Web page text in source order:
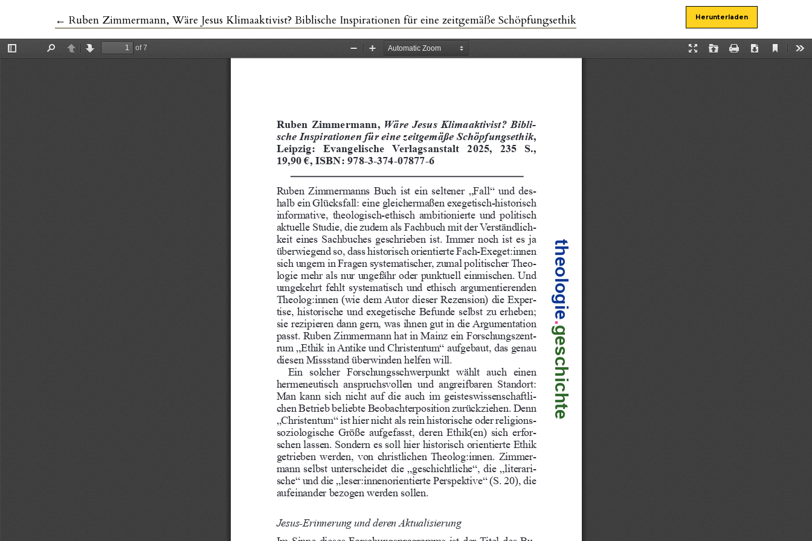
← Zu Artikeldetails zurückkehren
Ruben Zimmermann, Wäre Jesus Klimaaktivist? Biblische Inspirationen für eine zeitgemäße Schöpfungsethik Herunterladen